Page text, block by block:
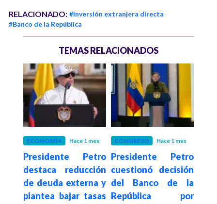
RELACIONADO: #inversión extranjera directa
#Banco de la República
TEMAS RELACIONADOS
ECONOMÍA Hace 1 mes
Presidente Petro
destaca reducción
de deuda externa y
plantea bajar tasas
CONGRESO Hace 1 mes
Presidente Petro
cuestionó decisión
del Banco de la
República por